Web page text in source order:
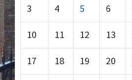
3 4 5 6
10 11 12 13
17 18 19 20